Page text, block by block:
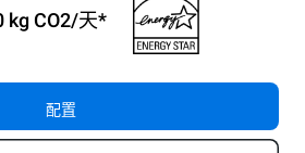
kg CO2/天*
配置